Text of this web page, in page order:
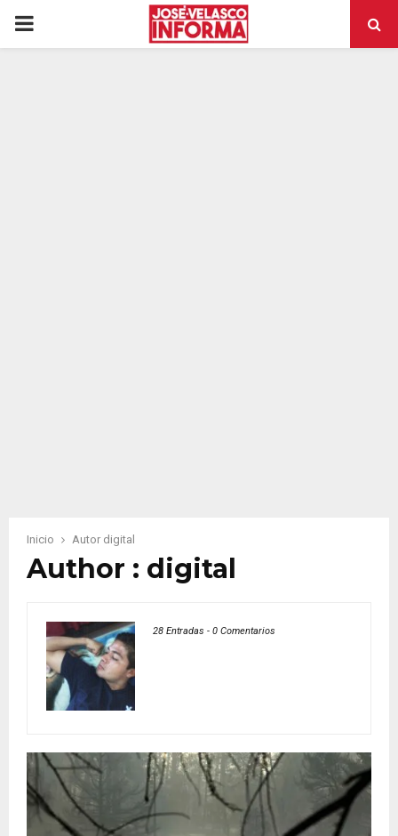
PRIMARY
Inicio Autor digital
Author : digital
28 Entradas - 0 Comentarios